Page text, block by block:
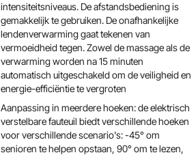
intensiteitsniveaus. De afstandsbediening is
gemakkelijk te gebruiken. De onafhankelijke
lendenverwarming gaat tekenen van
vermoeidheid tegen. Zowel de massage als de
verwarming worden na 15 minuten
automatisch uitgeschakeld om de veiligheid en
energie-efficiëntie te vergroten
Aanpassing in meerdere hoeken: de elektrisch
verstelbare fauteuil biedt verschillende hoeken
voor verschillende scenario's: -45° om
senioren te helpen opstaan, 90° om te lezen,